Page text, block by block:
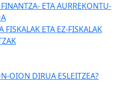
ETA AURREKONTU-
FISKALAK ETA EZ-FISKALAK
OION DIRUA ESLEITZEA?